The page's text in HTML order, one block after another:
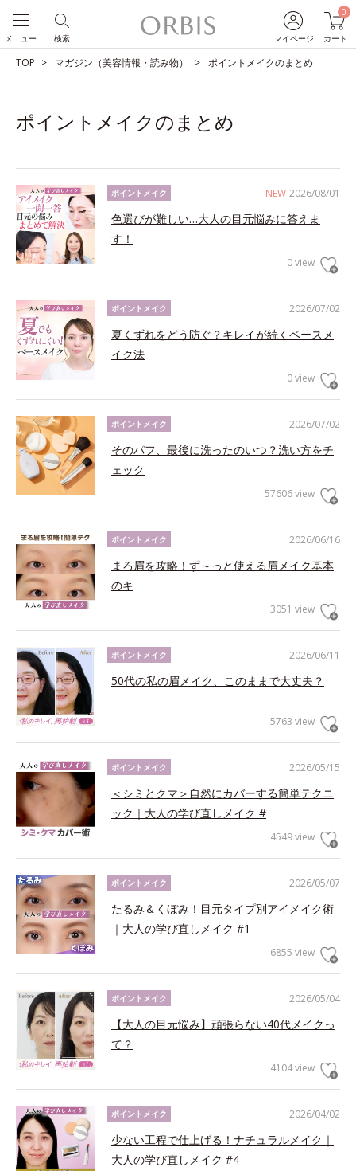
マイページ
0
カート
検索
メニュー
TOP マガジン（美容情報・読み物） ポイントメイクのまとめ
ポイントメイクのまとめ
NEW 2026/08/01
ポイントメイク
色選びが難しい…大人の目元悩みに答えま
す！
0 view
2026/07/02
ポイントメイク
夏くずれをどう防ぐ？キレイが続くベースメ
イク法
0 view
2026/07/02
ポイントメイク
そのパフ、最後に洗ったのいつ？洗い方をチ
ェック
57606 view
2026/06/16
ポイントメイク
まろ眉を攻略！ず～っと使える眉メイク基本
のキ
3051 view
2026/06/11
ポイントメイク
50代の私の眉メイク、このままで大丈夫？
5763 view
2026/05/15
ポイントメイク
＜シミとクマ＞自然にカバーする簡単テクニ
ック｜大人の学び直しメイク #
4549 view
2026/05/07
ポイントメイク
たるみ＆くぼみ！目元タイプ別アイメイク術
｜大人の学び直しメイク #1
6855 view
2026/05/04
ポイントメイク
【大人の目元悩み】頑張らない40代メイクっ
て？
4104 view
2026/04/02
ポイントメイク
少ない工程で仕上げる！ナチュラルメイク｜
大人の学び直しメイク #4